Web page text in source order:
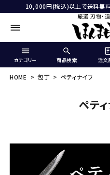
10,000円(税込)以上で送料無
厳選 刃物・
カテゴリー 商品検索 注文
HOME 包丁 ペティナイフ
ペテ